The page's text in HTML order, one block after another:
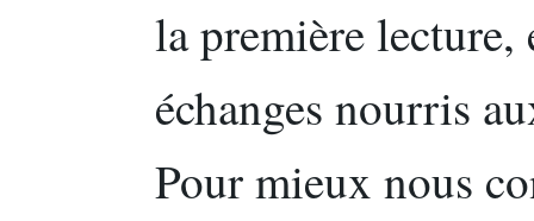
la première lecture,
échanges nourris
Pour mieux nous